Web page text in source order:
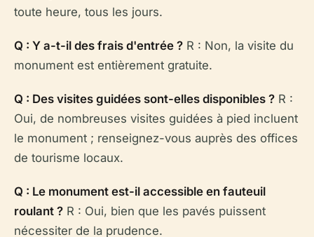
toute heure, tous les jours.
Q : Y a-t-il des frais d'entrée ? R : Non, la visite du
monument est entièrement gratuite.
Q : Des visites guidées sont-elles disponibles ? R :
Oui, de nombreuses visites guidées à pied incluent
le monument ; renseignez-vous auprès des offices
de tourisme locaux.
Q : Le monument est-il accessible en fauteuil
roulant ? R : Oui, bien que les pavés puissent
nécessiter de la prudence.